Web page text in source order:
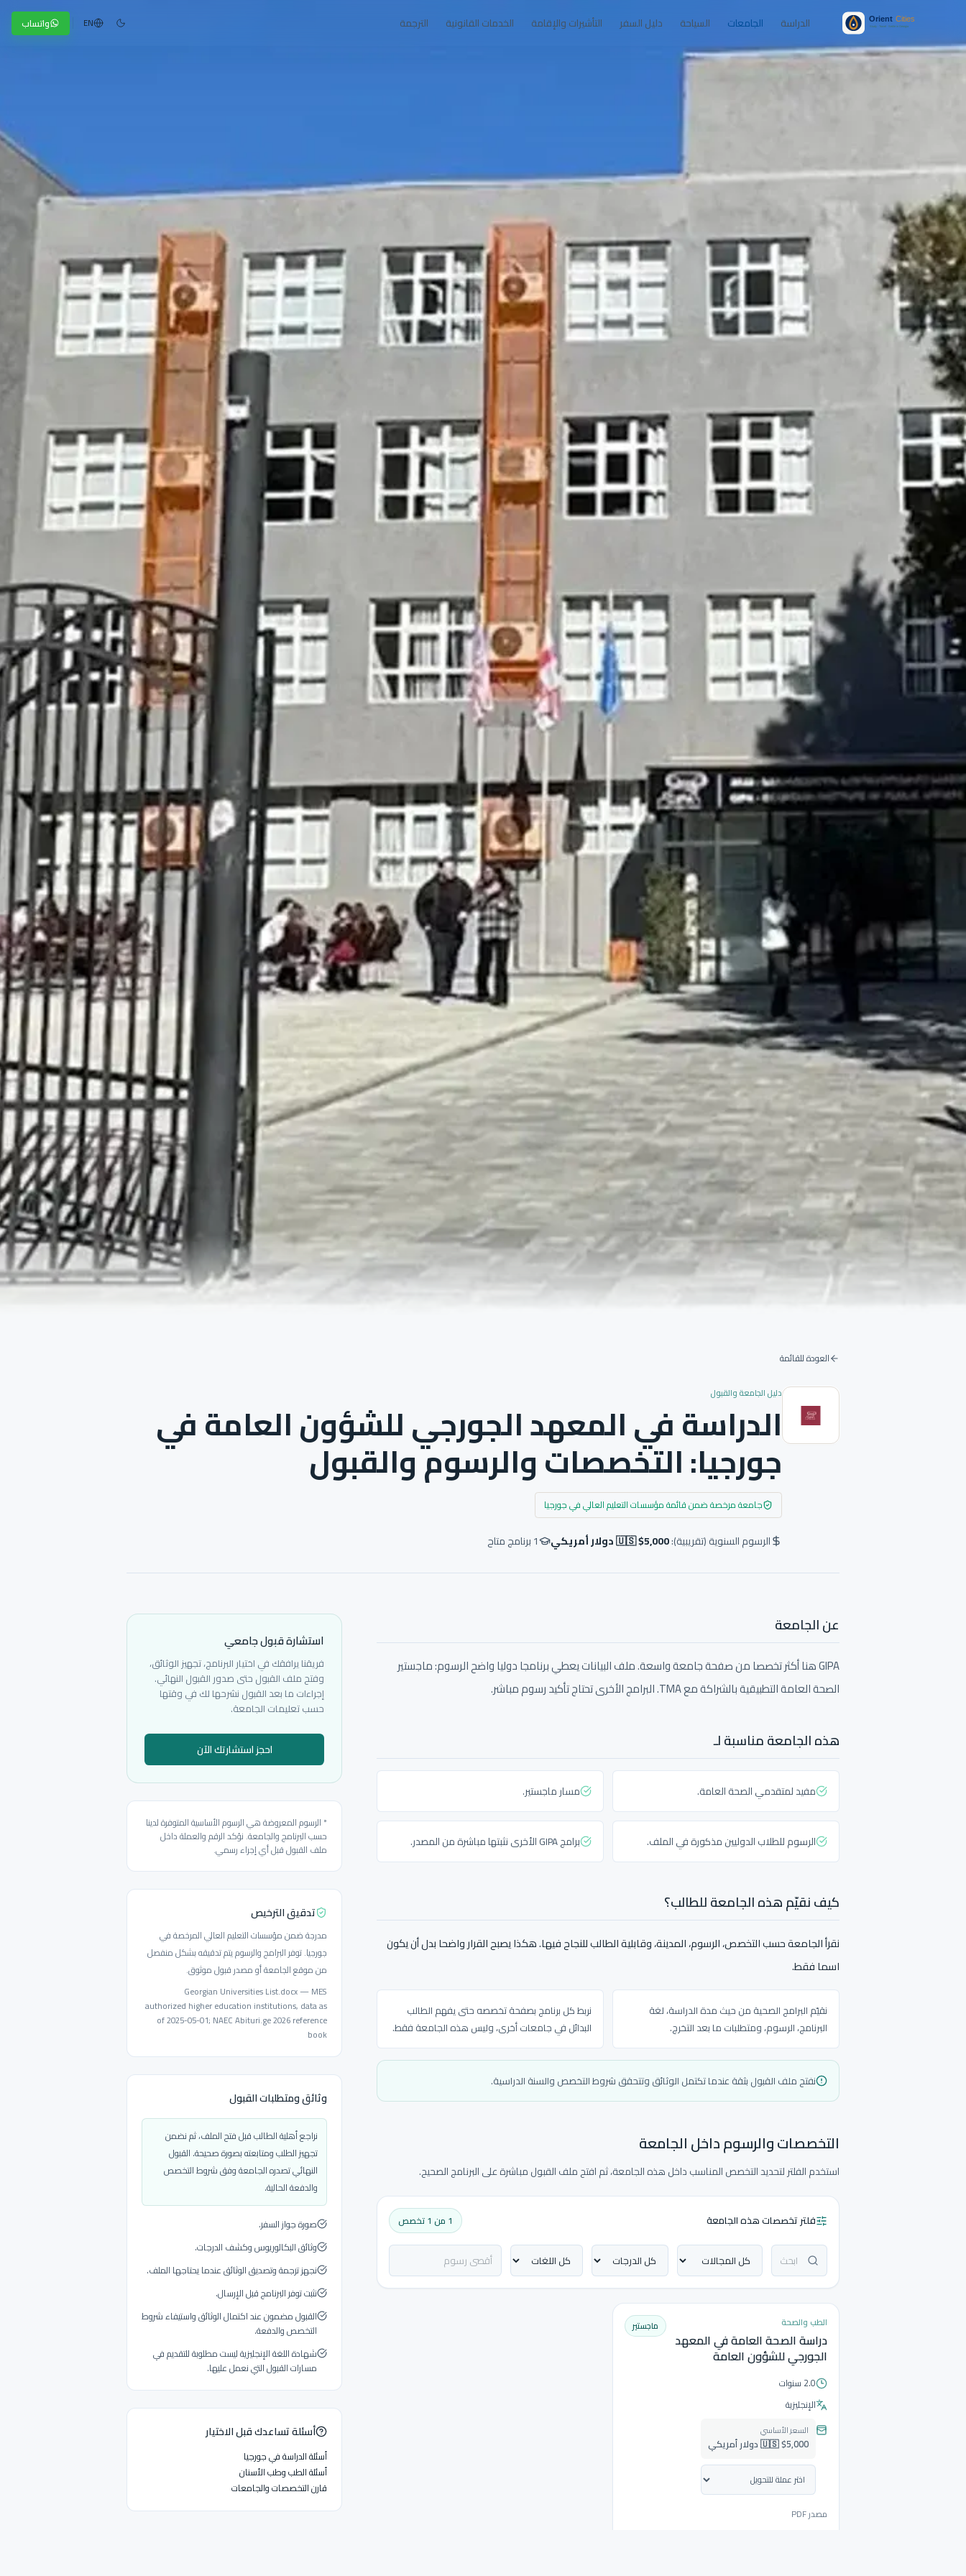
الدراسة الجامعات السياحة دليل السفر التأشيرات والإقامة الخدمات القانونية الترجمة EN واتساب
العودة للقائمة
دليل الجامعة والقبول
الدراسة في المعهد الجورجي للشؤون العامة في
جورجيا: التخصصات والرسوم والقبول
جامعة مرخصة ضمن قائمة مؤسسات التعليم العالي في جورجيا
الرسوم السنوية (تقريبية):🇺🇸 $5,000 دولار أمريكي 1برنامج متاح
عن الجامعة
GIPA هنا أكثر تخصصا من صفحة جامعة واسعة. ملف البيانات يعطي برنامجا دوليا واضح الرسوم: ماجستير
الصحة العامة التطبيقية بالشراكة مع TMA. البرامج الأخرى تحتاج تأكيد رسوم مباشر.
هذه الجامعة مناسبة لـ
مفيد لمتقدمي الصحة العامة. مسار ماجستير.
الرسوم للطلاب الدوليين مذكورة في الملف. برامج GIPA الأخرى نثبتها مباشرة من المصدر.
كيف نقيّم هذه الجامعة للطالب؟
نقرأ الجامعة حسب التخصص، الرسوم، المدينة، وقابلية الطالب للنجاح فيها. هكذا يصبح القرار واضحا بدل أن يكون
اسما فقط.
نقيّم البرامج الصحية من حيث مدة الدراسة، لغة
البرنامج، الرسوم، ومتطلبات ما بعد التخرج.
نربط كل برنامج بصفحة تخصصه حتى يفهم الطالب
البدائل في جامعات أخرى، وليس هذه الجامعة فقط.
نفتح ملف القبول بثقة عندما تكتمل الوثائق وتتحقق شروط التخصص والسنة الدراسية.
التخصصات والرسوم داخل الجامعة
استخدم الفلتر لتحديد التخصص المناسب داخل هذه الجامعة، ثم افتح ملف القبول مباشرة على البرنامج الصحيح.
فلتر تخصصات هذه الجامعة 1 من 1 تخصص
الطب والصحة
دراسة الصحة العامة في المعهد
الجورجي للشؤون العامة
ماجستير
2.0 سنوات
الإنجليزية
السعر الأساسي
🇺🇸 $5,000 دولار أمريكي
مصدر PDF
استشارة قبول جامعي
فريقنا يرافقك في اختيار البرنامج، تجهيز الوثائق،
وفتح ملف القبول حتى صدور القبول النهائي.
إجراءات ما بعد القبول نشرحها لك في وقتها
حسب تعليمات الجامعة.
احجز استشارتك الآن
* الرسوم المعروضة هي الرسوم الأساسية المتوفرة لدينا
حسب البرنامج والجامعة. نؤكد الرقم والعملة داخل
ملف القبول قبل أي إجراء رسمي.
تدقيق الترخيص
مدرجة ضمن مؤسسات التعليم العالي المرخصة في
جورجيا. توفر البرامج والرسوم يتم تدقيقه بشكل منفصل
من موقع الجامعة أو مصدر قبول موثوق.
Georgian Universities List.docx — MES
authorized higher education institutions, data as
of 2025-05-01; NAEC Abituri.ge 2026 reference
book
وثائق ومتطلبات القبول
نراجع أهلية الطالب قبل فتح الملف، ثم نضمن
تجهيز الطلب ومتابعته بصورة صحيحة. القبول
النهائي تصدره الجامعة وفق شروط التخصص
والدفعة الحالية.
صورة جواز السفر.
وثائق البكالوريوس وكشف الدرجات.
نجهز ترجمة وتصديق الوثائق عندما يحتاجها الملف.
نثبت توفر البرنامج قبل الإرسال.
القبول مضمون عند اكتمال الوثائق واستيفاء شروط
التخصص والدفعة.
شهادة اللغة الإنجليزية ليست مطلوبة للتقديم في
مسارات القبول التي نعمل عليها.
أسئلة تساعدك قبل الاختيار
أسئلة الدراسة في جورجيا
أسئلة الطب وطب الأسنان
قارن التخصصات والجامعات